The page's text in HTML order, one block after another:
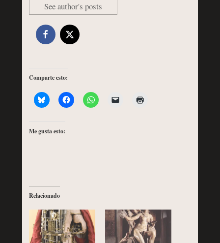
See author's posts
Comparte esto:
Me gusta esto:
Relacionado